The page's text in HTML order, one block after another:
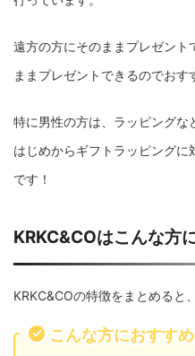
遠方の方にそのままプレゼン
ままプレゼントできるのでおす
特に男性の方は、ラッピングな
はじめからギフトラッピングに
です！
KRKC&COはこんな方
KRKC&COの特徴をまとめると
こんな方におすす